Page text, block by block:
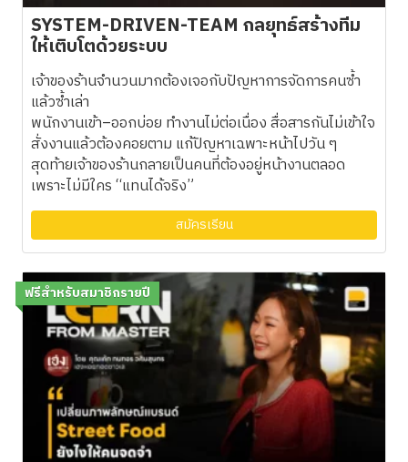
SYSTEM-DRIVEN-TEAM กลยุทธ์สร้างทีม
ให้เติบโตด้วยระบบ
เจ้าของร้านจำนวนมากต้องเจอกับปัญหาการจัดการคนซ้ำ
แล้วซ้ำเล่า
พนักงานเข้า–ออกบ่อย ทำงานไม่ต่อเนื่อง สื่อสารกันไม่เข้าใจ
สั่งงานแล้วต้องคอยตาม แก้ปัญหาเฉพาะหน้าไปวัน ๆ
สุดท้ายเจ้าของร้านกลายเป็นคนที่ต้องอยู่หน้างานตลอด
สมัครเรียน
ฟรีสำหรับสมาชิกรายปี